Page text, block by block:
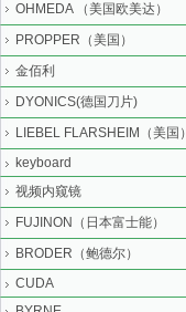
OHMEDA （美国欧美达）
PROPPER（美国）
金佰利
DYONICS(德国刀片)
LIEBEL FLARSHEIM（美国）
keyboard
视频内窥镜
FUJINON（日本富士能）
BRODER（鲍德尔）
CUDA